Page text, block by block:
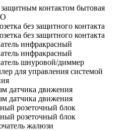
контактом бытовая
без защитного контакта
без защитного контакта
инфракрасный
инфракрасный
шнуровой/диммер
для управления системой
датчика движения
датчика движения
розеточный блок
розеточный блок
жалюзи